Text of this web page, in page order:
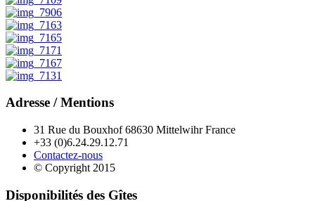
Adresse / Mentions
31 Rue du Bouxhof 68630 Mittelwihr France
+33 (0)6.24.29.12.71
Contactez-nous
© Copyright 2015
Disponibilités des Gîtes